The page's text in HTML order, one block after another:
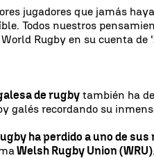
jugadores que jamás
Todos nuestros
Rugby en su cuenta de
de rugby también ha
galés recordando su
ha perdido a uno de
Welsh Rugby Union (WRU).